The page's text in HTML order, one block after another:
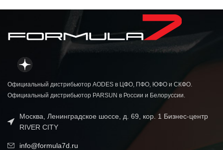
Официальный дистрибьютор AODES в ЦФО, ПФО, ЮФО и СКФО.
Официальный дистрибьютор PARSUN в России и Белоруссии.
Москва, Ленинградское шоссе, д. 69, кор. 1 Бизнес-центр
RIVER CITY
info@formula7d.ru